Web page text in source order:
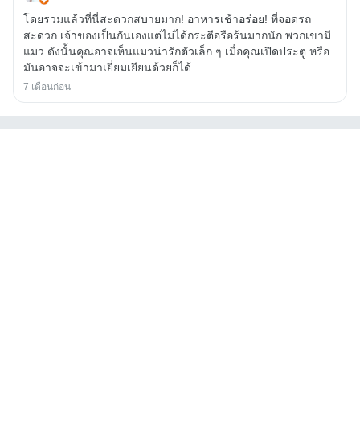
โดยรวมแล้วที่นี่สะดวกสบายมาก! อาหารเช้าอร่อย! ที่จอดรถ
สะดวก เจ้าของเป็นกันเองแต่ไม่ได้กระตือรือร้นมากนัก พวกเขามี
แมว ดังนั้นคุณอาจเห็นแมวน่ารักตัวเล็ก ๆ เมื่อคุณเปิดประตู หรือ
มันอาจจะเข้ามาเยี่ยมเยียนด้วยก็ได้
7 เดือนก่อน